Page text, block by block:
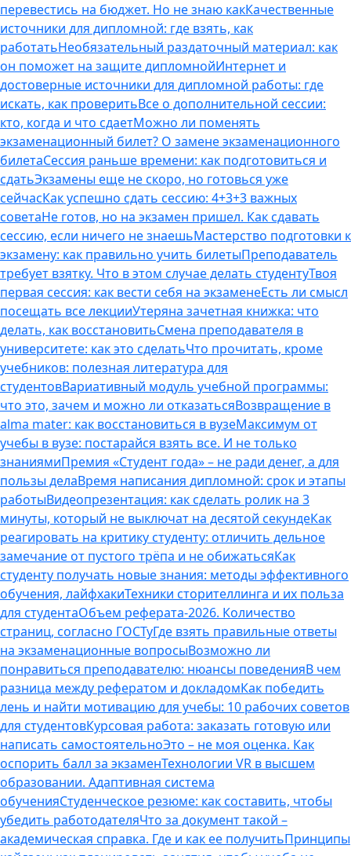
перевестись на бюджет. Но не знаю какКачественные
источники для дипломной: где взять, как
работатьНеобязательный раздаточный материал: как
он поможет на защите дипломнойИнтернет и
достоверные источники для дипломной работы: где
искать, как проверитьВсе о дополнительной сессии:
кто, когда и что сдаетМожно ли поменять
экзаменационный билет? О замене экзаменационного
билетаСессия раньше времени: как подготовиться и
сдатьЭкзамены еще не скоро, но готовься уже
сейчасКак успешно сдать сессию: 4+3+3 важных
советаНе готов, но на экзамен пришел. Как сдавать
сессию, если ничего не знаешьМастерство подготовки к
экзамену: как правильно учить билетыПреподаватель
требует взятку. Что в этом случае делать студентуТвоя
первая сессия: как вести себя на экзаменеЕсть ли смысл
посещать все лекцииУтеряна зачетная книжка: что
делать, как восстановитьСмена преподавателя в
университете: как это сделатьЧто прочитать, кроме
учебников: полезная литература для
студентовВариативный модуль учебной программы:
что это, зачем и можно ли отказатьсяВозвращение в
alma mater: как восстановиться в вузеМаксимум от
учебы в вузе: постарайся взять все. И не только
знаниямиПремия «Студент года» – не ради денег, а для
пользы делаВремя написания дипломной: срок и этапы
работыВидеопрезентация: как сделать ролик на 3
минуты, который не выключат на десятой секундеКак
реагировать на критику студенту: отличить дельное
замечание от пустого трёпа и не обижатьсяКак
студенту получать новые знания: методы эффективного
обучения, лайфхакиТехники сторителлинга и их польза
для студентаОбъем реферата-2026. Количество
страниц, согласно ГОСТуГде взять правильные ответы
на экзаменационные вопросыВозможно ли
понравиться преподавателю: нюансы поведенияВ чем
разница между рефератом и докладомКак победить
лень и найти мотивацию для учебы: 10 рабочих советов
для студентовКурсовая работа: заказать готовую или
написать самостоятельноЭто – не моя оценка. Как
оспорить балл за экзаменТехнологии VR в высшем
образовании. Адаптивная система
обученияСтуденческое резюме: как составить, чтобы
убедить работодателяЧто за документ такой –
академическая справка. Где и как ее получитьПринципы